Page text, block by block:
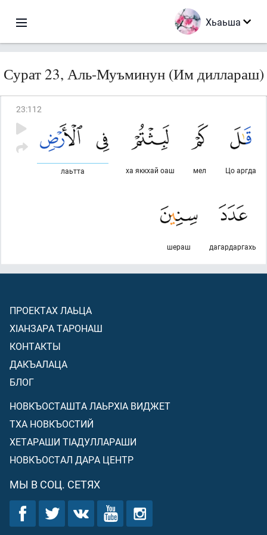
Хьаьша
Сурат 23, Аль-Муъминун (Им диллараш)
23:112
Цо аргда
мел
ха яккхай оаш
лаьтта
дагардаргахь
шераш
ПРОЕКТАХ ЛАЬЦА
ХIАНЗАРА ТАРОНАШ
КОНТАКТЫ
ДАКЪАЛАЦА
БЛОГ
НОВКЪОСТАШТА ЛАЬРХIА ВИДЖЕТ
ТХА НОВКЪОСТИЙ
ХЕТАРАШИ ТIАДУЛЛАРАШИ
НОВКЪОСТАЛ ДАРА ЦЕНТР
МЫ В СОЦ. СЕТЯХ